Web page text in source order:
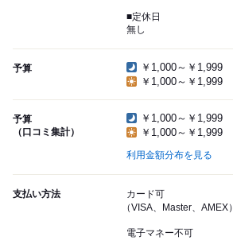
■定休日
無し
予算
￥1,000～￥1,999
￥1,000～￥1,999
予算
（口コミ集計）
￥1,000～￥1,999
￥1,000～￥1,999
利用金額分布を見る
支払い方法
カード可
（VISA、Master、AMEX）
電子マネー不可